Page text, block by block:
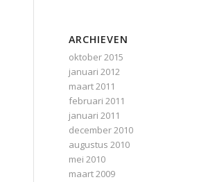
ARCHIEVEN
oktober 2015
januari 2012
maart 2011
februari 2011
januari 2011
december 2010
augustus 2010
mei 2010
maart 2009